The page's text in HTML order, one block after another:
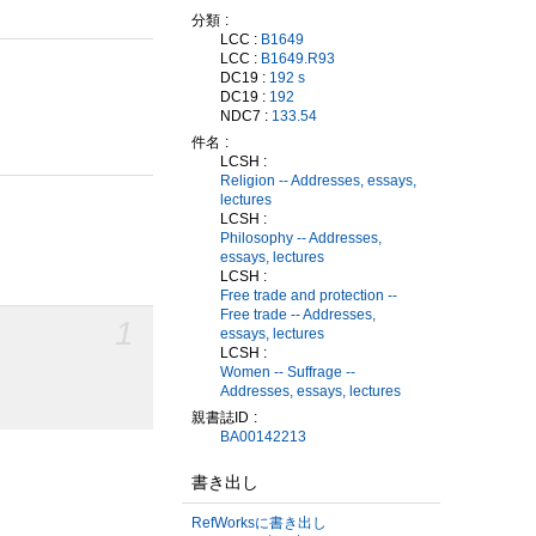
分類
LCC : B1649
LCC : B1649.R93
DC19 : 192 s
DC19 : 192
NDC7 : 133.54
件名
LCSH :
Religion -- Addresses, essays,
lectures
LCSH :
Philosophy -- Addresses,
essays, lectures
LCSH :
Free trade and protection --
Free trade -- Addresses,
essays, lectures
LCSH :
Women -- Suffrage --
Addresses, essays, lectures
親書誌ID
BA00142213
書き出し
RefWorksに書き出し